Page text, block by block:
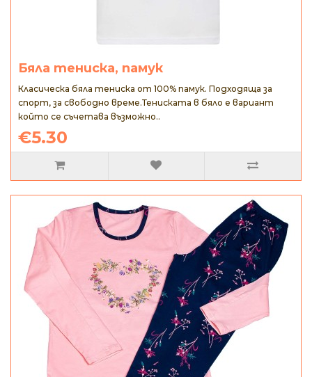
Бяла тениска, памук
Класическа бяла тениска от 100% памук. Подходяща за
спорт, за свободно време.Тениската в бяло е вариант
който се съчетава възможно..
€5.30